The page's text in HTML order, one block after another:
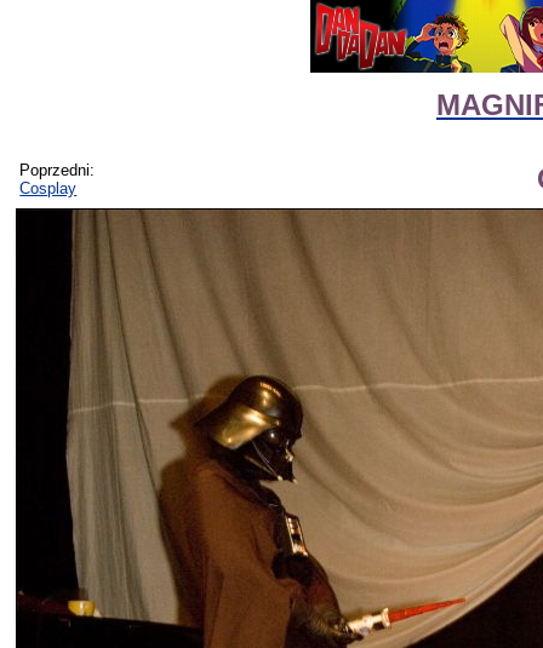
Poprzedni:
Cosplay